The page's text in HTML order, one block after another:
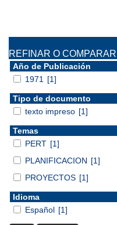
REFINAR O COMPARAR
Año de Publicación
1971
[1]
Tipo de documento
texto impreso [1]
Temas
PERT [1]
PLANIFICACION [1]
PROYECTOS [1]
Idioma
Español [1]